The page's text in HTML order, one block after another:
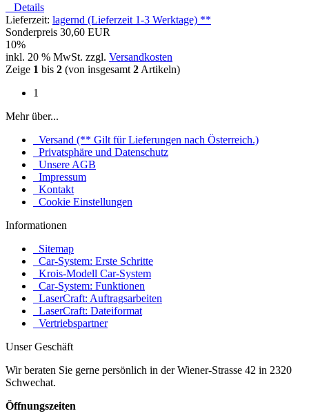
Details
Lieferzeit: lagernd (Lieferzeit 1-3 Werktage) **
Sonderpreis 30,60 EUR
10%
inkl. 20 % MwSt. zzgl. Versandkosten
Zeige 1 bis 2 (von insgesamt 2 Artikeln)
1
Mehr über...
Versand (** Gilt für Lieferungen nach Österreich.)
Privatsphäre und Datenschutz
Unsere AGB
Impressum
Kontakt
Cookie Einstellungen
Informationen
Sitemap
Car-System: Erste Schritte
Krois-Modell Car-System
Car-System: Funktionen
LaserCraft: Auftragsarbeiten
LaserCraft: Dateiformat
Vertriebspartner
Unser Geschäft
Wir beraten Sie gerne persönlich in der Wiener-Strasse 42 in 2320
Schwechat.
Öffnungszeiten